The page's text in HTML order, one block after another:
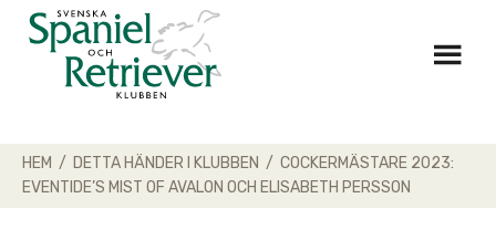
Skip
HEM / DETTA HÄNDER I KLUBBEN / COCKERMÄSTARE 2023:
EVENTIDE’S MIST OF AVALON OCH ELISABETH PERSSON